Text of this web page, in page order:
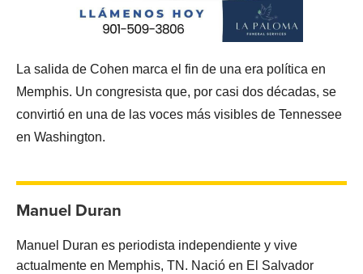
La salida de Cohen marca el fin de una era política en
Memphis. Un congresista que, por casi dos décadas, se
convirtió en una de las voces más visibles de Tennessee
en Washington.
Manuel Duran
Manuel Duran es periodista independiente y vive
actualmente en Memphis, TN. Nació en El Salvador